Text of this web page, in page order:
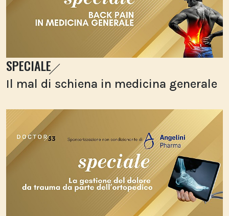
SPECIALE
Il mal di schiena in medicina generale